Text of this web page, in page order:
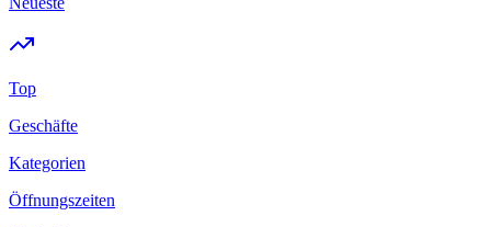
Top
Geschäfte
Kategorien
Öffnungszeiten